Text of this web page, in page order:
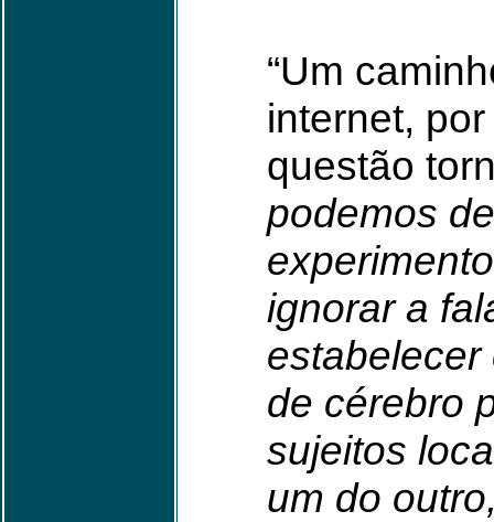
“Um
internet,
questão
podemos
ignorar a
de cérebro
sujeitos
um do